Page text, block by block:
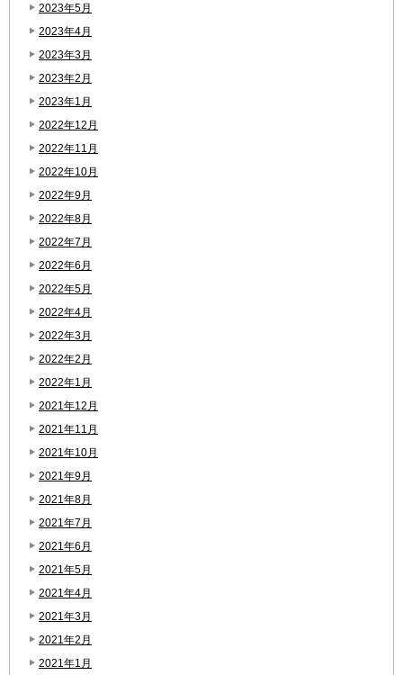
2023年5月
2023年4月
2023年3月
2023年2月
2023年1月
2022年12月
2022年11月
2022年10月
2022年9月
2022年8月
2022年7月
2022年6月
2022年5月
2022年4月
2022年3月
2022年2月
2022年1月
2021年12月
2021年11月
2021年10月
2021年9月
2021年8月
2021年7月
2021年6月
2021年5月
2021年4月
2021年3月
2021年2月
2021年1月